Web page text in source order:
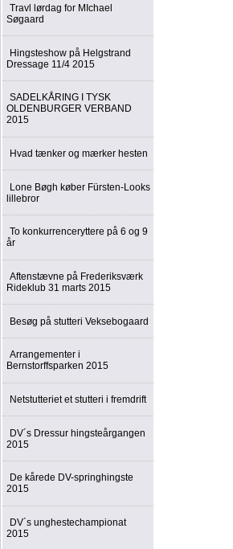
Travl lørdag for MIchael
Søgaard
Hingsteshow på Helgstrand
Dressage 11/4 2015
SADELKÅRING I TYSK
OLDENBURGER VERBAND
2015
Hvad tænker og mærker hesten
Lone Bøgh køber Fürsten-Looks
lillebror
To konkurrenceryttere på 6 og 9
år
Aftenstævne på Frederiksværk
Rideklub 31 marts 2015
Besøg på stutteri Veksebogaard
Arrangementer i
Bernstorffsparken 2015
Netstutteriet et stutteri i fremdrift
DV´s Dressur hingsteårgangen
2015
De kårede DV-springhingste
2015
DV´s unghestechampionat
2015